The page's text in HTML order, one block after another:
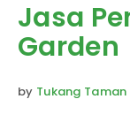
Jasa
Garden
by Tukang Taman